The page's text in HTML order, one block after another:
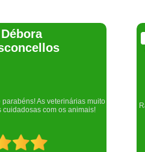
cachorro com a doutora
atenciosa. Adorei o lugar e a